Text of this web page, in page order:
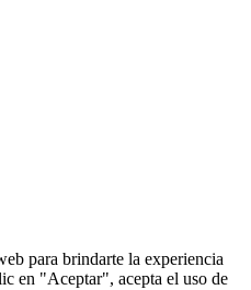
para brindarte la experiencia
en "Aceptar", acepta el uso de